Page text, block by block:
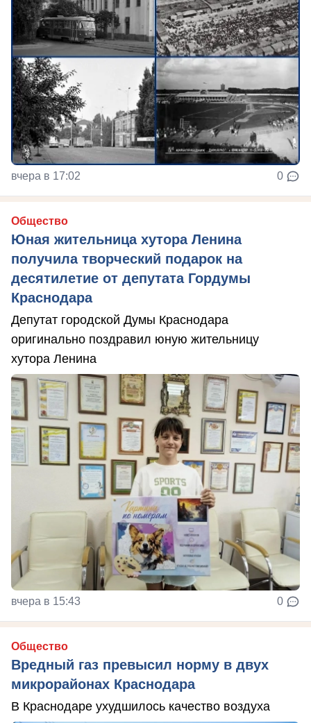
вчера в 17:02 0
Общество
Юная жительница хутора Ленина
получила творческий подарок на
десятилетие от депутата Гордумы
Краснодара
Депутат городской Думы Краснодара
оригинально поздравил юную жительницу
хутора Ленина
вчера в 15:43 0
Общество
Вредный газ превысил норму в двух
микрорайонах Краснодара
В Краснодаре ухудшилось качество воздуха